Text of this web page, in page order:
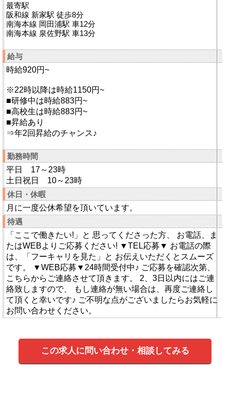
最寄駅
阪和線 新家駅 徒歩8分
南海本線 岡田浦駅 車12分
南海本線 泉佐野駅 車13分
給与
時給920円~
※22時以降は時給1150円~
■研修中は時給883円~
■高校生は時給883円~
■昇給あり
⇒年2回昇給のチャンス♪
勤務時間
平日 17～23時
土日祝日 10～23時
休日・休暇
月に一度公休希望を頂いています。
待遇
「ここで働きたい!」と 思ってくださった方、 お電話、ま
たはWEBよりご応募ください! ▼TEL応募▼ お電話の際
は、「フーキャリを見た」と お伝えいただくとスムーズ
です。 ▼WEB応募▼24時間受付中♪ ご応募を確認次第、
こちらからご連絡させて頂きます。 2、3日以内にはご連
絡致しますので、 もし連絡が無い場合は、再度ご連絡し
て頂くと幸いです♪ ご不明な点がございましたらお気軽に
お問い合わせください。
この求人に問い合わせ・相談してみる